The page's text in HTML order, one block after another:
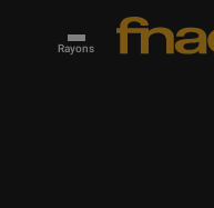
Rayons